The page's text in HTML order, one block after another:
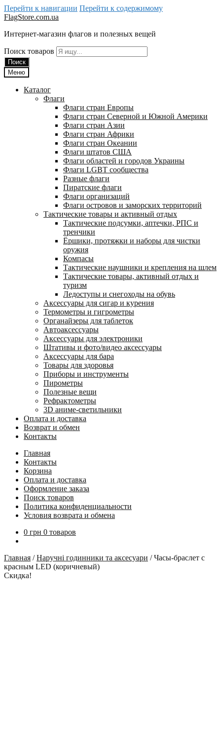
Перейти к навигации Перейти к содержимому
FlagStore.com.ua
Интернет-магазин флагов и полезных вещей
Поиск товаров
Поиск
Меню
Каталог
Флаги
Флаги стран Европы
Флаги стран Северной и Южной Америки
Флаги стран Азии
Флаги стран Африки
Флаги стран Океании
Флаги штатов США
Флаги областей и городов Украины
Флаги LGBT сообщества
Разные флаги
Пиратские флаги
Флаги организаций
Флаги островов и заморских территорий
Тактические товары и активный отдых
Тактические подсумки, аптечки, РПС и
тренчики
Ëршики, протяжки и наборы для чистки
оружия
Компасы
Тактические наушники и крепления на шлем
Тактические товары, активный отдых и
туризм
Ледоступы и снегоходы на обувь
Аксессуары для сигар и курения
Термометры и гигрометры
Органайзеры для таблеток
Автоаксессуары
Аксессуары для электроники
Штативы и фото/видео аксессуары
Аксессуары для бара
Товары для здоровья
Приборы и инструменты
Пирометры
Полезные вещи
Рефрактометры
3D аниме-светильники
Оплата и доставка
Возврат и обмен
Контакты
Главная
Контакты
Корзина
Оплата и доставка
Оформление заказа
Поиск товаров
Политика конфиденциальности
Условия возврата и обмена
0 грн 0 товаров
Главная /Наручні годинники та аксесуари /Часы-браслет с
красным LED (коричневый)
Скидка!